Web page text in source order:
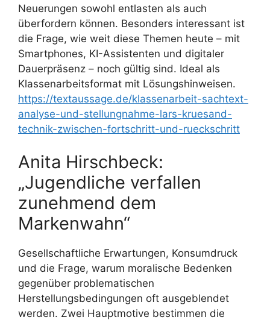
Neuerungen sowohl entlasten als auch
überfordern können. Besonders interessant ist
die Frage, wie weit diese Themen heute – mit
Smartphones, KI-Assistenten und digitaler
Dauerpräsenz – noch gültig sind. Ideal als
Klassenarbeitsformat mit Lösungshinweisen.
https://textaussage.de/klassenarbeit-sachtext-
analyse-und-stellungnahme-lars-kruesand-
technik-zwischen-fortschritt-und-rueckschritt
Anita Hirschbeck:
„Jugendliche verfallen
zunehmend dem
Markenwahn“
Gesellschaftliche Erwartungen, Konsumdruck
und die Frage, warum moralische Bedenken
gegenüber problematischen
Herstellungsbedingungen oft ausgeblendet
werden. Zwei Hauptmotive bestimmen die